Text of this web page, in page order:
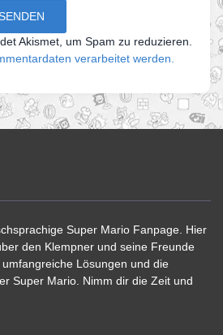
Akismet, um Spam zu reduzieren.
verarbeitet werden.
Super Mario Fanpage. Hier
den Klempner und seine Freunde
Lösungen und die
Super Mario. Nimm dir die Zeit und